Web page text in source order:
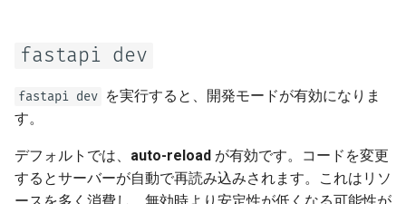
fastapi dev
fastapi dev を実行すると、開発モードが有効になりま
す。
デフォルトでは、 auto-reload が有効です。コードを変更
するとサーバーが自動で再読み込みされます。これはリソ